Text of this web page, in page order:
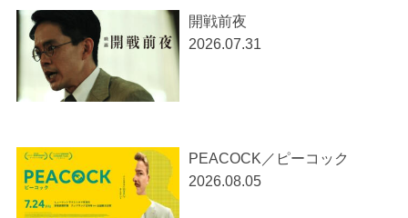
開戦前夜
2026.07.31
PEACOCK／ピーコック
2026.08.05